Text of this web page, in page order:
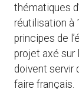
thématiques
réutilisation à
principes de
projet axé sur
doivent servir
faire français.